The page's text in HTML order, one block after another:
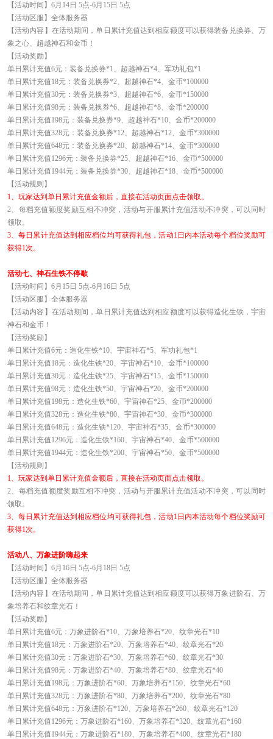
【活动时间】6月14日 5点-6月15日 5点
【活动区服】全体服务器
【活动内容】在活动期间，单日累计充值达到相应额度可以获得装备兑换券、万
象之心、超越神石和金币！
【活动奖励】
单日累计充值6元：装备兑换券*1、超越神石*4、军功礼包*1
单日累计充值18元：装备兑换券*2、超越神石*4、金币*100000
单日累计充值30元：装备兑换券*3、超越神石*6、金币*150000
单日累计充值98元：装备兑换券*6、超越神石*8、金币*200000
单日累计充值198元：装备兑换券*9、超越神石*10、金币*200000
单日累计充值328元：装备兑换券*12、超越神石*12、金币*300000
单日累计充值648元：装备兑换券*20、超越神石*14、金币*300000
单日累计充值1296元：装备兑换券*25、超越神石*16、金币*500000
单日累计充值1944元：装备兑换券*30、超越神石*18、金币*500000
【活动规则】
1、玩家达到单日累计充值金额后，直接在活动页面点击领取。
2、每档充值额度奖励互相不冲突，活动与开服累计充值活动不冲突，可以同时
领取。
3、每日累计充值达到相应档位均可获得礼包，活动1日内本活动每个档位奖励可
获得1次。
活动七、神石生铁不停歇
【活动时间】6月15日 5点-6月16日 5点
【活动区服】全体服务器
【活动内容】在活动期间，单日累计充值达到相应额度可以获得造化生铁，宇宙
神石和金币！
【活动奖励】
单日累计充值6元：造化生铁*10、宇宙神石*5、军功礼包*1
单日累计充值18元：造化生铁*20、宇宙神石*10、金币*100000
单日累计充值30元：造化生铁*25、宇宙神石*15、金币*150000
单日累计充值98元：造化生铁*50、宇宙神石*20、金币*200000
单日累计充值198元：造化生铁*60、宇宙神石*25、金币*200000
单日累计充值328元：造化生铁*80、宇宙神石*30、金币*300000
单日累计充值648元：造化生铁*120、宇宙神石*35、金币*300000
单日累计充值1296元：造化生铁*160、宇宙神石*40、金币*500000
单日累计充值1944元：造化生铁*200、宇宙神石*50、金币*500000
【活动规则】
1、玩家达到单日累计充值金额后，直接在活动页面点击领取。
2、每档充值额度奖励互相不冲突，活动与开服累计充值活动不冲突，可以同时
领取。
3、每日累计充值达到相应档位均可获得礼包，活动1日内本活动每个档位奖励可
获得1次。
活动八、万象进阶嗨起来
【活动时间】6月16日 5点-6月18日 5点
【活动区服】全体服务器
【活动内容】在活动期间，单日累计充值达到相应额度可以获得万象进阶石、万
象培养石和纹章光石！
【活动奖励】
单日累计充值6元：万象进阶石*10、万象培养石*20、纹章光石*10
单日累计充值18元：万象进阶石*20、万象培养石*40、纹章光石*20
单日累计充值30元：万象进阶石*30、万象培养石*60、纹章光石*30
单日累计充值98元：万象进阶石*40、万象培养石*80、纹章光石*40
单日累计充值198元：万象进阶石*60、万象培养石*150、纹章光石*60
单日累计充值328元：万象进阶石*80、万象培养石*200、纹章光石*80
单日累计充值648元：万象进阶石*120、万象培养石*260、纹章光石*120
单日累计充值1296元：万象进阶石*160、万象培养石*320、纹章光石*160
单日累计充值1944元：万象进阶石*180、万象培养石*400、纹章光石*180